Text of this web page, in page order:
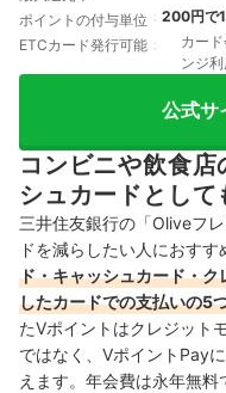
ポイントの付与単位 200円で
ETCカード発行可能
カー
ンジ
公式サ
コンビニや飲食
シュカードとして
三井住友銀行の「Oliveフ
ドを減らしたい人におすす
ド・キャッシュカード・
したカードでの支払いの5
たVポイントはクレジット
ではなく、VポイントPay
えます。年会費は永年無料